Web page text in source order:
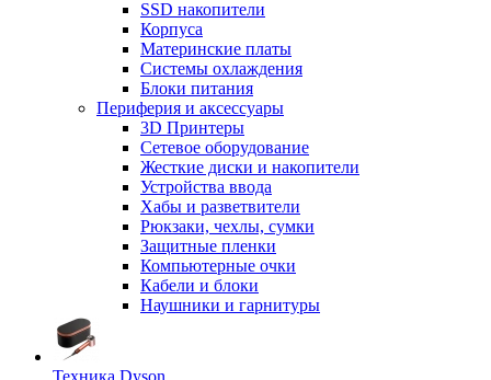
SSD накопители
Корпуса
Материнские платы
Системы охлаждения
Блоки питания
Периферия и аксессуары
3D Принтеры
Сетевое оборудование
Жесткие диски и накопители
Устройства ввода
Хабы и разветвители
Рюкзаки, чехлы, сумки
Защитные пленки
Компьютерные очки
Кабели и блоки
Наушники и гарнитуры
Техника Dyson